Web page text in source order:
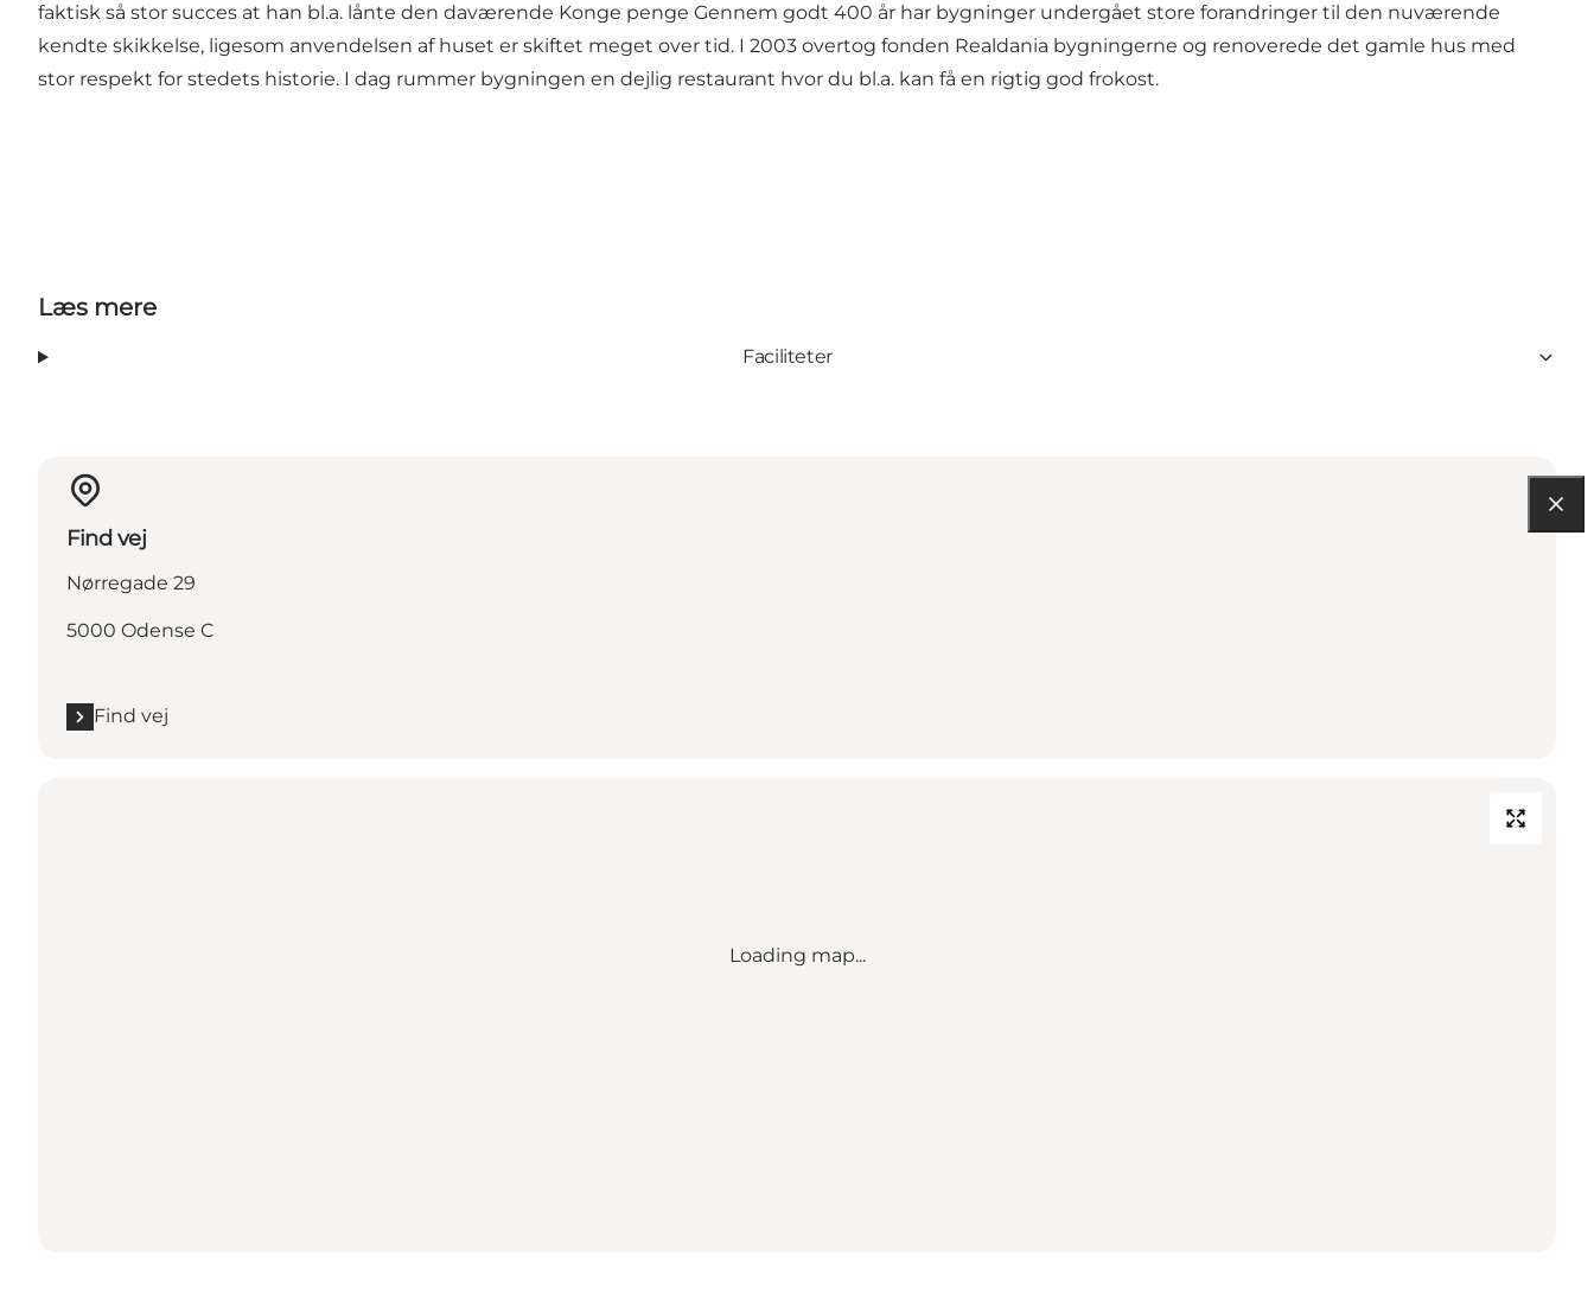
faktisk så stor succes at han bl.a. lånte den daværende Konge penge Gennem godt 400 år har bygninger undergået store forandringer til den nuværende
kendte skikkelse, ligesom anvendelsen af huset er skiftet meget over tid. I 2003 overtog fonden Realdania bygningerne og renoverede det gamle hus med
stor respekt for stedets historie. I dag rummer bygningen en dejlig restaurant hvor du bl.a. kan få en rigtig god frokost.
Læs mere
Faciliteter
Find vej
Nørregade 29
5000 Odense C
Find vej
Loading map...